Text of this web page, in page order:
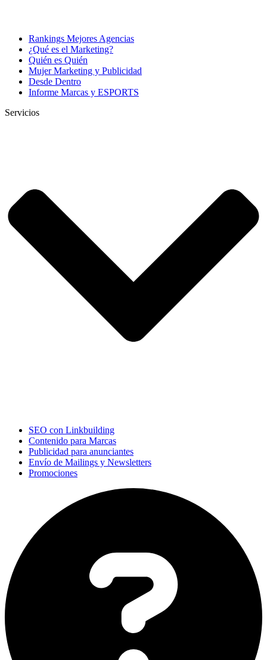
Rankings Mejores Agencias
¿Qué es el Marketing?
Quién es Quién
Mujer Marketing y Publicidad
Desde Dentro
Informe Marcas y ESPORTS
Servicios
SEO con Linkbuilding
Contenido para Marcas
Publicidad para anunciantes
Envío de Mailings y Newsletters
Promociones